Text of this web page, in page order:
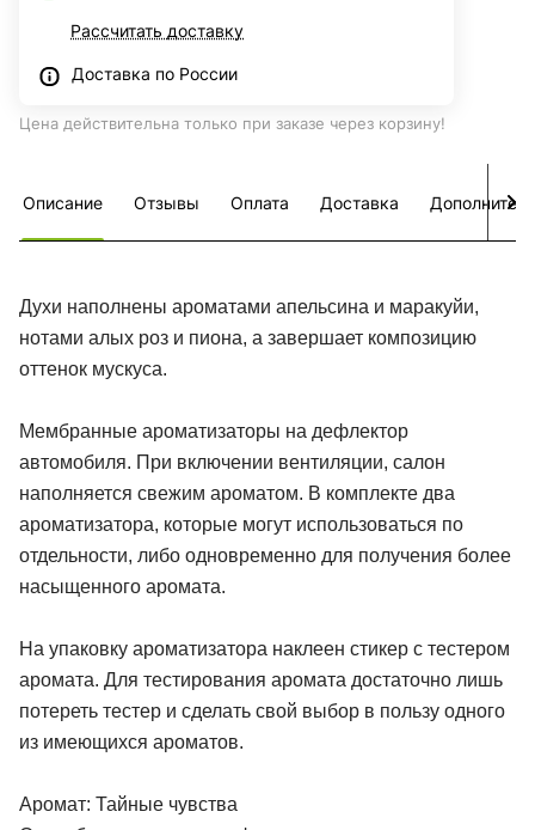
Рассчитать доставку
Доставка по России
Цена действительна только при заказе через корзину!
Описание Отзывы Оплата Доставка
Духи наполнены ароматами апельсина и маракуйи,
нотами алых роз и пиона, а завершает композицию
оттенок мускуса.
Мембранные ароматизаторы на дефлектор
автомобиля. При включении вентиляции, салон
наполняется свежим ароматом. В комплекте два
ароматизатора, которые могут использоваться по
отдельности, либо одновременно для получения более
насыщенного аромата.
На упаковку ароматизатора наклеен стикер с тестером
аромата. Для тестирования аромата достаточно лишь
потереть тестер и сделать свой выбор в пользу одного
из имеющихся ароматов.
Аромат: Тайные чувства